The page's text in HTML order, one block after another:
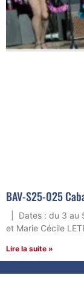
BAV-S25-025
| Dates : du 3 au
et Marie Cécile
Lire la suite »